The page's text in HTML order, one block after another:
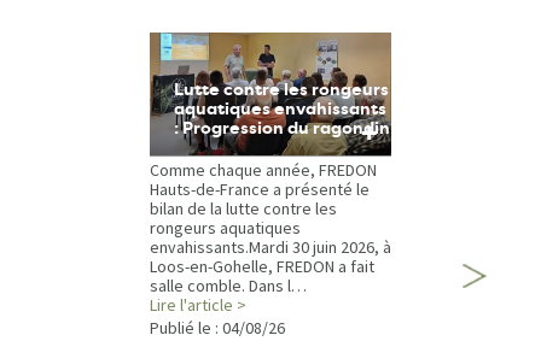
Lutte contre les rongeurs
aquatiques envahissants
: Progression du ragondin
+
Comme chaque année, FREDON
Hauts-de-France a présenté le
bilan de la lutte contre les
rongeurs aquatiques
envahissants.Mardi 30 juin 2026, à
Loos-en-Gohelle, FREDON a fait
salle comble. Dans l…
Lire l'article >
Publié le : 04/08/26